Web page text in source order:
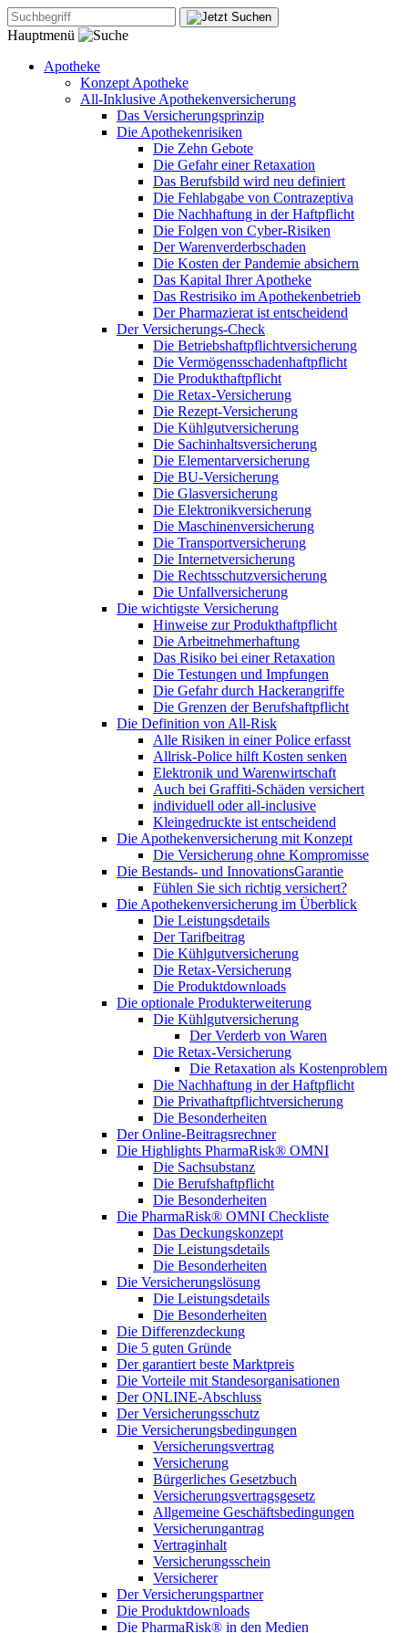
Hauptmenü
Apotheke
Konzept Apotheke
All-Inklusive Apothekenversicherung
Das Versicherungsprinzip
Die Apothekenrisiken
Die Zehn Gebote
Die Gefahr einer Retaxation
Das Berufsbild wird neu definiert
Die Fehlabgabe von Contrazeptiva
Die Nachhaftung in der Haftpflicht
Die Folgen von Cyber-Risiken
Der Warenverderbschaden
Die Kosten der Pandemie absichern
Das Kapital Ihrer Apotheke
Das Restrisiko im Apothekenbetrieb
Der Pharmazierat ist entscheidend
Der Versicherungs-Check
Die Betriebshaftpflichtversicherung
Die Vermögensschadenhaftpflicht
Die Produkthaftpflicht
Die Retax-Versicherung
Die Rezept-Versicherung
Die Kühlgutversicherung
Die Sachinhaltsversicherung
Die Elementarversicherung
Die BU-Versicherung
Die Glasversicherung
Die Elektronikversicherung
Die Maschinenversicherung
Die Transportversicherung
Die Internetversicherung
Die Rechtsschutzversicherung
Die Unfallversicherung
Die wichtigste Versicherung
Hinweise zur Produkthaftpflicht
Die Arbeitnehmerhaftung
Das Risiko bei einer Retaxation
Die Testungen und Impfungen
Die Gefahr durch Hackerangriffe
Die Grenzen der Berufshaftpflicht
Die Definition von All-Risk
Alle Risiken in einer Police erfasst
Allrisk-Police hilft Kosten senken
Elektronik und Warenwirtschaft
Auch bei Graffiti-Schäden versichert
individuell oder all-inclusive
Kleingedruckte ist entscheidend
Die Apothekenversicherung mit Konzept
Die Versicherung ohne Kompromisse
Die Bestands- und InnovationsGarantie
Fühlen Sie sich richtig versichert?
Die Apothekenversicherung im Überblick
Die Leistungsdetails
Der Tarifbeitrag
Die Kühlgutversicherung
Die Retax-Versicherung
Die Produktdownloads
Die optionale Produkterweiterung
Die Kühlgutversicherung
Der Verderb von Waren
Die Retax-Versicherung
Die Retaxation als Kostenproblem
Die Nachhaftung in der Haftpflicht
Die Privathaftpflichtversicherung
Die Besonderheiten
Der Online-Beitragsrechner
Die Highlights PharmaRisk® OMNI
Die Sachsubstanz
Die Berufshaftpflicht
Die Besonderheiten
Die PharmaRisk® OMNI Checkliste
Das Deckungskonzept
Die Leistungsdetails
Die Besonderheiten
Die Versicherungslösung
Die Leistungsdetails
Die Besonderheiten
Die Differenzdeckung
Die 5 guten Gründe
Der garantiert beste Marktpreis
Die Vorteile mit Standesorganisationen
Der ONLINE-Abschluss
Der Versicherungsschutz
Die Versicherungsbedingungen
Versicherungsvertrag
Versicherung
Bürgerliches Gesetzbuch
Versicherungsvertragsgesetz
Allgemeine Geschäftsbedingungen
Versicherungantrag
Vertraginhalt
Versicherungsschein
Versicherer
Der Versicherungspartner
Die Produktdownloads
Die PharmaRisk® in den Medien